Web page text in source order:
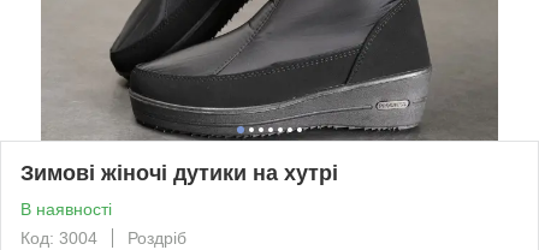
Зимові жіночі дутики на хутрі
В наявності
Код: 3004
Роздріб